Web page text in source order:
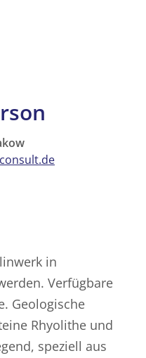
in
Verfügbare
Geologische
Rhyolithe und
speziell aus